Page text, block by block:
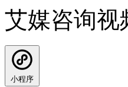
艾媒咨询视
小程序